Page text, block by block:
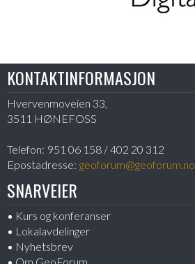
KONTAKTINFORMASJON
Hvervenmoveien 33,
3511 HØNEFOSS
Telefon: 951 06 158 / 402 20 312
Epostadresse: geoforum@geoforum.no
SNARVEIER
Kurs og konferanser
Lokalavdelinger
Nyhetsbrev